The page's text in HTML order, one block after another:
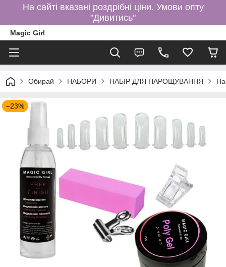
На сайті вказані роздрібні ціни. Умови опту
"Дивитись"
Magic Girl
Обирай НАБОРИ НАБІР ДЛЯ НАРОЩУВАННЯ
–23%